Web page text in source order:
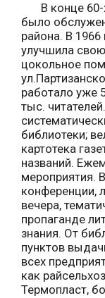
В конце 60-х
было
района. В 1966
улучшила
цокольное
работало уже
тыс.
библиотеки;
картотека
названий.
мероприятия.
конференции,
вечера,
пропаганде
знания. От
пунктов
всех
как
Термопласт,